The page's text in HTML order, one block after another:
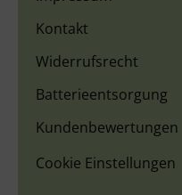
Kontakt
Widerrufsrecht
Batterieentsorgung
Kundenbewertungen
Cookie Einstellungen